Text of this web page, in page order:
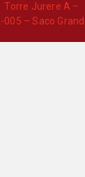
Torre Jurere A –
– Saco